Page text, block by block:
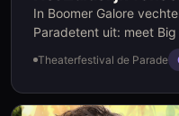
In Boomer Galore
Paradetent uit: meet
manager en Millenial
waarom. Zij wil naar
blijft achter met
verovert je hart en
Theaterfestival de Parade